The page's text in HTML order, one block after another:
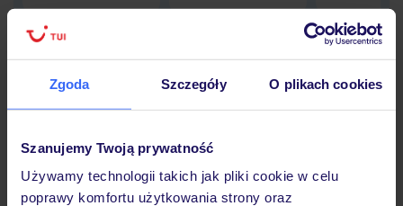
Zgoda Szczegóły O plikach cookies
Szanujemy Twoją prywatność
Używamy technologii takich jak pliki cookie w celu
poprawy komfortu użytkowania strony oraz
Hotel
Opinie